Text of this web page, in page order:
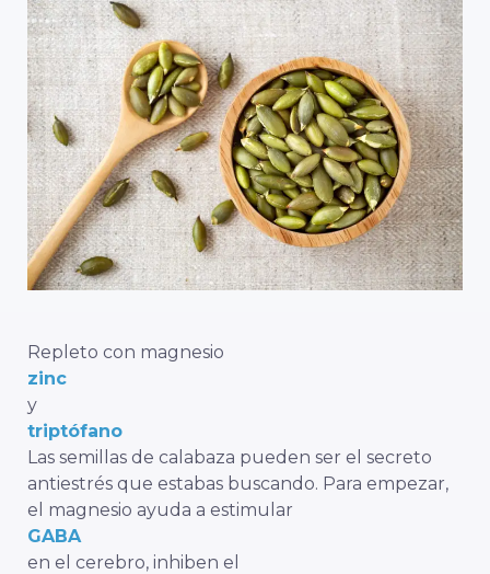
Repleto con magnesio
zinc
y
triptófano
Las semillas de calabaza pueden ser el secreto
antiestrés que estabas buscando. Para empezar,
el magnesio ayuda a estimular
GABA
en el cerebro, inhiben el